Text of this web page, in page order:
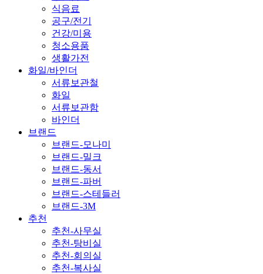
식음료
공구/전기
건강/미용
청소용품
생활가전
화일/바인더
서류보관철
화일
서류보관함
바인더
브랜드
브랜드-모나미
브랜드-밀크
브랜드-동서
브랜드-파버
브랜드-스테들러
브랜드-3M
추천
추천-사무실
추천-탕비실
추천-회의실
추천-복사실